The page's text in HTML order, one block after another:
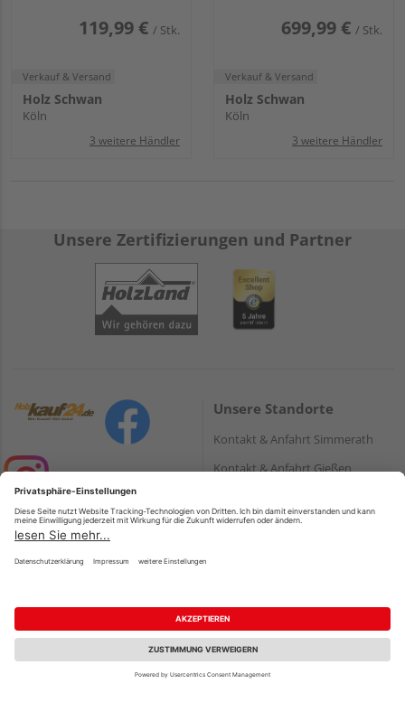
119,99 € / Stk.
Verkauf & Versand
Holz Schwan
Köln
3 weitere Händler
699,99 € / Stk.
Verkauf & Versand
Holz Schwan
Köln
3 weitere Händler
Fachberatung
Unsere Zertifizierungen und Partner
Unsere Standorte
Kontakt & Anfahrt Simmerath
Kontakt & Anfahrt Gießen
Kontakt & Anfahrt Köln
PayPal
Onlineüberweisung
Kreditkarte
Terrassendielen
Holz und Baustoffe
Parkett